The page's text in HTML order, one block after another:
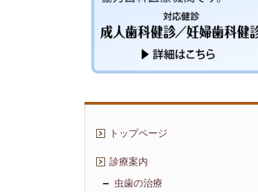
トップページ
診療案内
虫歯の治療